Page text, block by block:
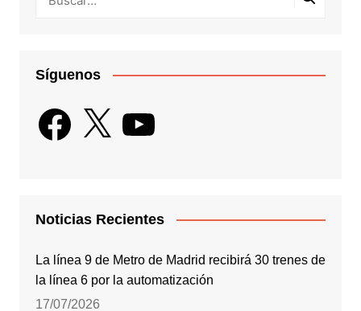
Síguenos
Facebook
X YouTube
Noticias Recientes
La línea 9 de Metro de Madrid recibirá 30 trenes de
la línea 6 por la automatización
17/07/2026